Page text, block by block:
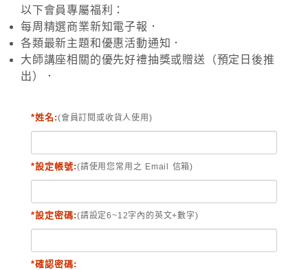
以下會員專屬福利：
每周精選商業新知電子報．
各類最新主題和優惠活動通知．
大師講座相關的優先好禮抽獎或贈送（預定日後推
出）．
*姓名:(會員訂閱或收貨人使用)
*設定帳號:(請使用您常用之 Email 信箱)
*設定密碼:(請設定6~12字內的英文+數字)
*確認密碼: